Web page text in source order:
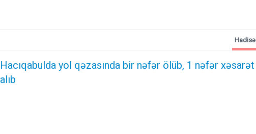
Hacıqabulda yol qəzasında bir nəfər ölüb, 1 nəfər xəsarət
alıb
Hadisə